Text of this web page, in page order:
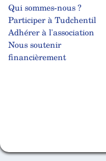
Qui sommes-nous ?
Participer à Tudchentil
Adhérer à l'association
Nous soutenir
financièrement